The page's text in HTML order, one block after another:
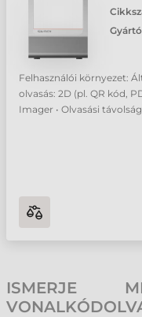
Felhasználói környezet:
olvasás: 2D (pl. QR kód,
Imager • Olvasási
ISMERJE